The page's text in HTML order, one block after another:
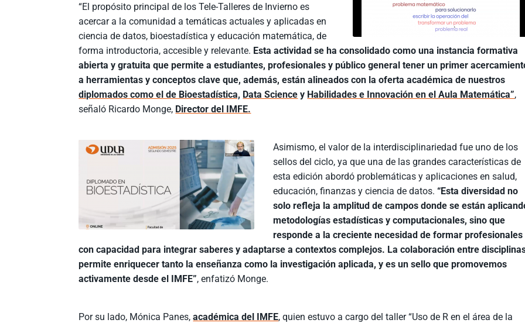
“El propósito principal de los Tele-Talleres de Invierno es
acercar a la comunidad a temáticas actuales y aplicadas en
ciencia de datos, bioestadística y educación matemática, de
forma introductoria, accesible y relevante. Esta actividad se ha consolidado como una instancia formativa
abierta y gratuita que permite a estudiantes, profesionales y público general tener un primer
a herramientas y conceptos clave que, además, están alineados con la oferta académica de nuestros
diplomados como el de Bioestadística, Data Science y Habilidades e Innovación en el Aula Matemática”,
señaló Ricardo Monge, Director del IMFE.
Asimismo, el valor de la interdisciplinariedad fue uno de los
sellos del ciclo, ya que una de las grandes características de
esta edición abordó problemáticas y aplicaciones en salud,
educación, finanzas y ciencia de datos.“Esta diversidad no
solo refleja la amplitud de campos donde se están
metodologías estadísticas y computacionales, sino que
responde a la creciente necesidad de formar profesionales
con capacidad para integrar saberes y adaptarse a contextos complejos. La colaboración entre
permite enriquecer tanto la enseñanza como la investigación aplicada, y es un sello que promovemos
activamente desde el IMFE”, enfatizó Monge.
Por su lado, Mónica Panes,académica del IMFE, quien estuvo a cargo del taller “Uso de R en el área de la